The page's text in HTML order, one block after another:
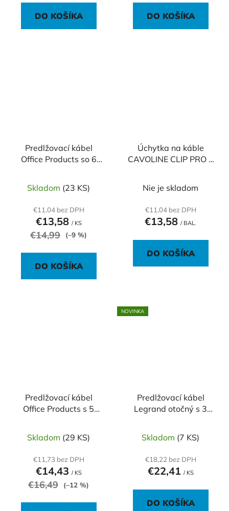
DO KOŠÍKA DO KOŠÍKA
Predlžovací kábel
Office Products so 6
Skladom (23 KS)
€11,04 bez DPH
€13,58 / KS
€14,99 (–9 %)
DO KOŠÍKA
Úchytka na káble
CAVOLINE CLIP PRO 1
Nie je skladom
€11,04 bez DPH
€13,58 / BAL.
DO KOŠÍKA
Predlžovací kábel
Office Products s 5
Skladom (29 KS)
€11,73 bez DPH
€14,43 / KS
€16,49 (–12 %)
NOVINKA
Predlžovací kábel
Legrand otočný s 3
Skladom (7 KS)
€18,22 bez DPH
€22,41 / KS
DO KOŠÍKA